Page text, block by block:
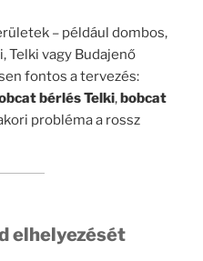
– például dombos,
Telki vagy Budajenő
fontos a tervezés:
bérlés Telki,bobcat
probléma a rossz
elhelyezését